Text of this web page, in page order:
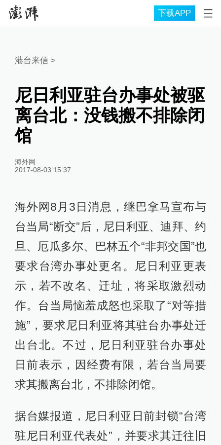
下载APP
港台来信>
尼日利亚驻台办事处被驱
离台北：没钱搬不排除闭
馆
海外网
2017-08-03 15:37
海外网8月3日消息，继巴拿马宣布与
台当局“断交”后，尼日利亚、迪拜、约
旦、厄瓜多尔、巴林五个“非邦交国”也
要求台湾办事处更名。尼日利亚更表
示，若不改名、迁址，将采取激烈动
作。台当局恼羞成怒也采取了“对等措
施”，要求尼日利亚将其驻台办事处迁
出台北。不过，尼日利亚驻台办事处
日前表示，因经费有限，若台当局要
求其搬离台北，不排除闭馆。
据台媒报道，尼日利亚日前封锁“台湾
驻尼日利亚代表处”，并要求其迁往旧